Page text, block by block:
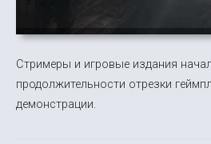
Стримеры и игровые издания
продолжительности отрезки
демонстрации.